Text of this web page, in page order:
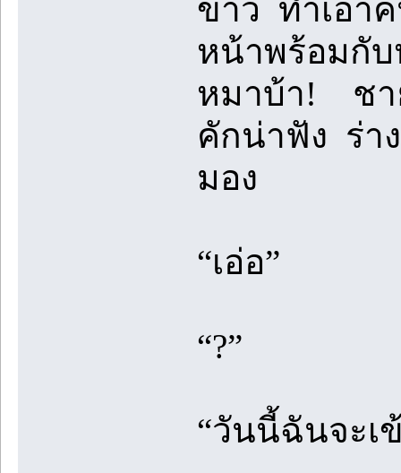
ขาว ทำเอา
หน้าพร้อมกั
หมาบ้า! ชา
คักน่าฟัง ร่า
มอง
“เอ่อ”
“?”
“วันนี้ฉันจะเ